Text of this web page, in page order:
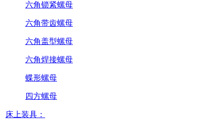
六角锁紧螺母
六角带齿螺母
六角盖型螺母
六角焊接螺母
蝶形螺母
四方螺母
床上装具：